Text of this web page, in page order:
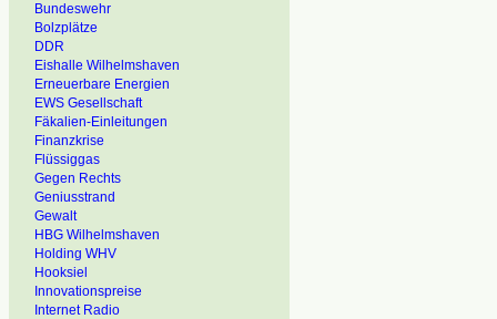
Bundeswehr
Bolzplätze
DDR
Eishalle Wilhelmshaven
Erneuerbare Energien
EWS Gesellschaft
Fäkalien-Einleitungen
Finanzkrise
Flüssiggas
Gegen Rechts
Geniusstrand
Gewalt
HBG Wilhelmshaven
Holding WHV
Hooksiel
Innovationspreise
Internet Radio